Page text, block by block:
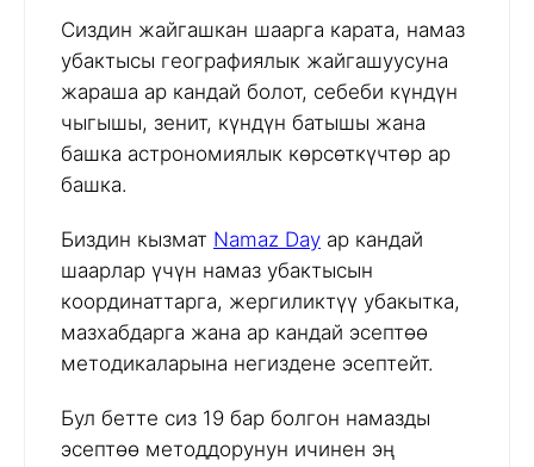
Сиздин жайгашкан шаарга карата, намаз
убактысы географиялык жайгашуусуна
жараша ар кандай болот, себеби күндүн
чыгышы, зенит, күндүн батышы жана
башка астрономиялык көрсөткүчтөр ар
башка.
Биздин кызмат Namaz Day ар кандай
шаарлар үчүн намаз убактысын
координаттарга, жергиликтүү убакытка,
мазхабдарга жана ар кандай эсептөө
методикаларына негиздене эсептейт.
Бул бетте сиз 19 бар болгон намазды
эсептөө методдорунун ичинен эң